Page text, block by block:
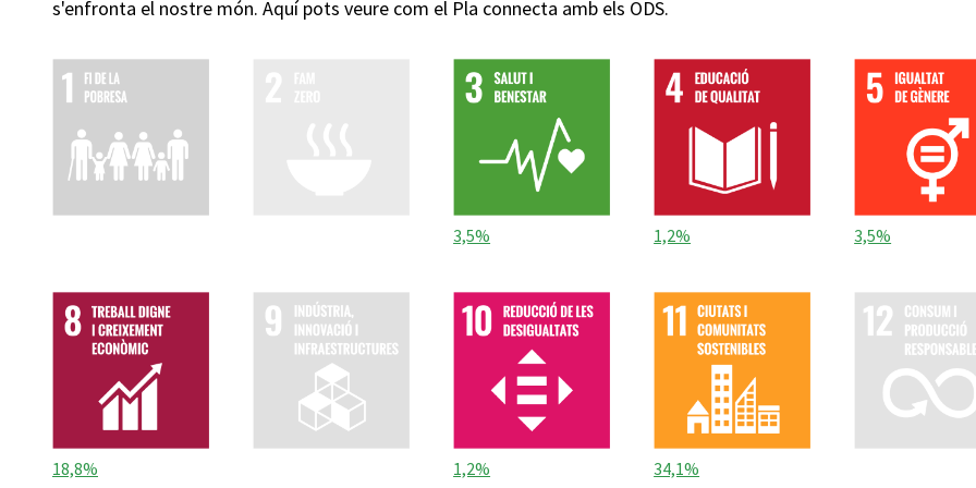
s'enfronta el nostre món. Aquí pots veure com el Pla connecta amb els ODS.
3,5% 1,2% 3,5%
18,8% 1,2% 34,1%